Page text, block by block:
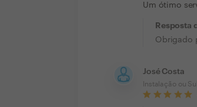
Um ótimo
Resposta
Obrigado
José Costa
Instalação ou